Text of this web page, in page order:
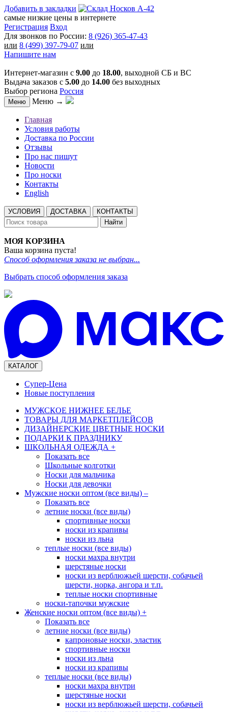
Добавить в закладки
самые низкие цены в интернете
Регистрация Вход
Для звонков по России: 8 (926) 365-47-43
или 8 (499) 397-79-07 или
Напишите нам
Интернет-магазин с 9.00 до 18.00, выходной СБ и ВС
Выдача заказов с 5.00 до 14.00 без выходных
Выбор региона Россия
Меню Меню →
Главная
Условия работы
Доставка по России
Отзывы
Про нас пишут
Новости
Про носки
Контакты
English
УСЛОВИЯ ДОСТАВКА
КОНТАКТЫ
Найти
МОЯ КОРЗИНА
Ваша корзина пуста!
Способ оформления заказа не выбран...
Выбрать способ оформления заказа
КАТАЛОГ
Супер-Цена
Новые поступления
МУЖСКОЕ НИЖНЕЕ БЕЛЬЕ
ТОВАРЫ ДЛЯ МАРКЕТПЛЕЙСОВ
ДИЗАЙНЕРСКИЕ ЦВЕТНЫЕ НОСКИ
ПОДАРКИ К ПРАЗДНИКУ
ШКОЛЬНАЯ ОДЕЖДА +
Показать все
Школьные колготки
Носки для мальчика
Носки для девочки
Мужские носки оптом (все виды) –
Показать все
летние носки (все виды)
спортивные носки
носки из крапивы
носки из льна
теплые носки (все виды)
носки махра внутри
шерстяные носки
носки из верблюжьей шерсти, собачьей
шерсти, норка, ангора и т.п.
теплые носки спортивные
носки-тапочки мужские
Женские носки оптом (все виды) +
Показать все
летние носки (все виды)
капроновые носки, эластик
спортивные носки
носки из льна
носки из крапивы
теплые носки (все виды)
носки махра внутри
шерстяные носки
носки из верблюжьей шерсти, собачьей